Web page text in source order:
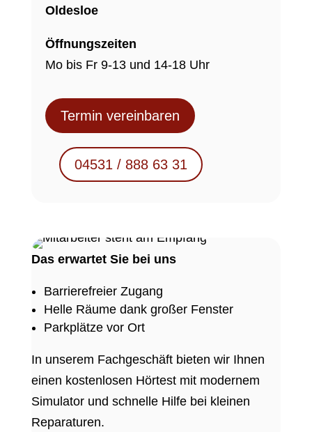
Oldesloe
Öffnungszeiten
Mo bis Fr 9-13 und 14-18 Uhr
Termin vereinbaren
04531 / 888 63 31
Das erwartet Sie bei uns
Barrierefreier Zugang
Helle Räume dank großer Fenster
Parkplätze vor Ort
In unserem Fachgeschäft bieten wir Ihnen
einen kostenlosen Hörtest mit modernem
Simulator und schnelle Hilfe bei kleinen
Reparaturen.